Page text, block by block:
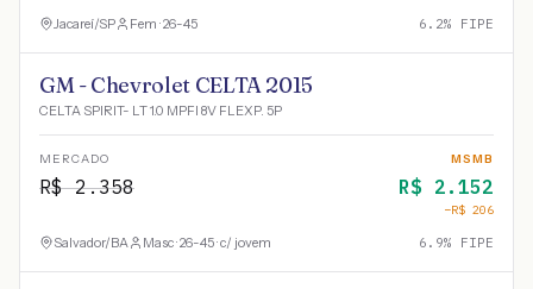
Jacareí/SP Fem · 26-45 6.2% FIPE
GM - Chevrolet CELTA 2015
CELTA SPIRIT- LT 1.0 MPFI 8V FLEXP. 5P
MERCADO
R$2.358
MSMB
R$ 2.152
−R$ 206
Salvador/BA Masc · 26-45 · c/ jovem 6.9% FIPE